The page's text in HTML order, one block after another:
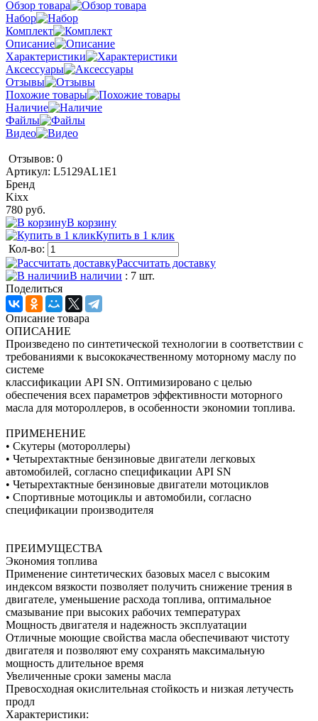
Обзор товара
Набор
Комплект
Описание
Характеристики
Аксессуары
Отзывы
Похожие товары
Наличие
Файлы
Видео
Отзывов: 0
Артикул: L5129AL1E1
Бренд
Kixx
780 руб.
В корзину
Купить в 1 клик
Кол-во:
Рассчитать доставку
В наличии : 7 шт.
Поделиться
Описание товара
ОПИСАНИЕ
Произведено по синтетической технологии в соответствии с
требованиями к высококачественному моторному маслу по
системе
классификации API SN. Оптимизировано с целью
обеспечения всех параметров эффективности моторного
масла для мотороллеров, в особенности экономии топлива.
ПРИМЕНЕНИЕ
• Скутеры (мотороллеры)
• Четырехтактные бензиновые двигатели легковых
автомобилей, согласно спецификации API SN
• Четырехтактные бензиновые двигатели мотоциклов
• Спортивные мотоциклы и автомобили, согласно
спецификации производителя
ПРЕИМУЩЕСТВА
Экономия топлива
Применение синтетических базовых масел с высоким
индексом вязкости позволяет получить снижение трения в
двигателе, уменьшение расхода топлива, оптимальное
смазывание при высоких рабочих температурах
Мощность двигателя и надежность эксплуатации
Отличные моющие свойства масла обеспечивают чистоту
двигателя и позволяют ему сохранять максимальную
мощность длительное время
Увеличенные сроки замены масла
Превосходная окислительная стойкость и низкая летучесть
продл
Характеристики: